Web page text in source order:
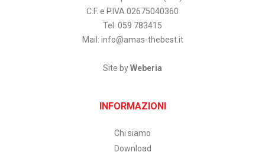
C.F. e P.IVA 02675040360
Tel: 059 783415
Mail: info@amas-thebest.it
Site byWeberia
INFORMAZIONI
Chi siamo
Download